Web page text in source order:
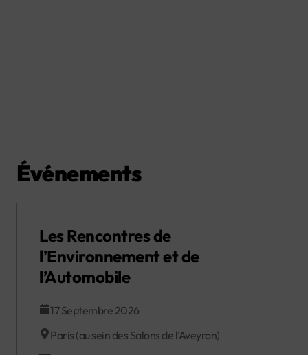
Événements
Les Rencontres de
l’Environnement et de
l’Automobile
17 Septembre 2026
Paris (au sein des Salons de l’Aveyron)